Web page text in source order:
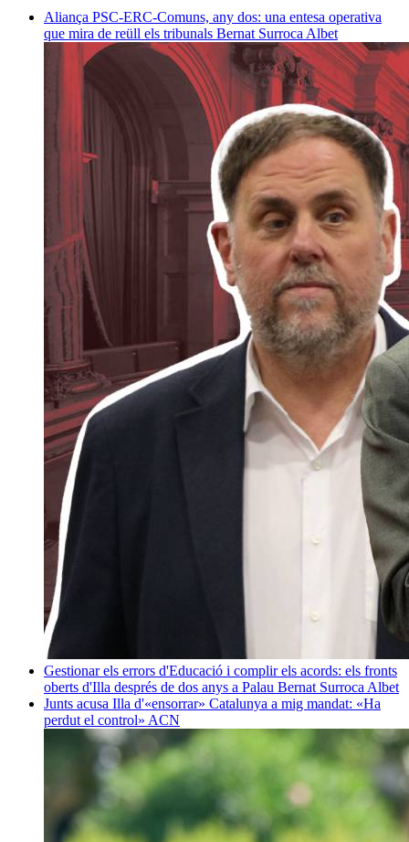
Aliança PSC-ERC-Comuns, any dos: una entesa operativa
que mira de reüll els tribunals Bernat Surroca Albet
Gestionar els errors d'Educació i complir els acords: els fronts
oberts d'Illa després de dos anys a Palau Bernat Surroca Albet
Junts acusa Illa d'«ensorrar» Catalunya a mig mandat: «Ha
perdut el control» ACN